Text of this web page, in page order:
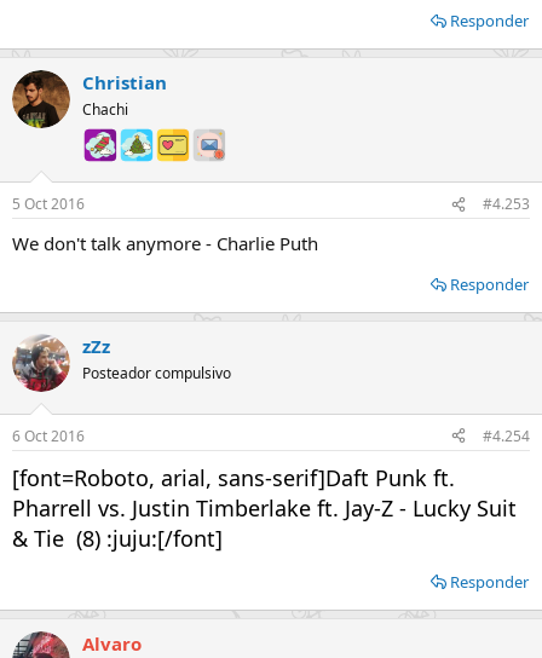
Responder
Christian
Chachi
5 Oct 2016 #4.253
We don't talk anymore - Charlie Puth
Responder
zZz
Posteador compulsivo
6 Oct 2016 #4.254
[font=Roboto, arial, sans-serif]Daft Punk ft.
Pharrell vs. Justin Timberlake ft. Jay-Z - Lucky Suit
& Tie (8) :juju:[/font]
Responder
Alvaro